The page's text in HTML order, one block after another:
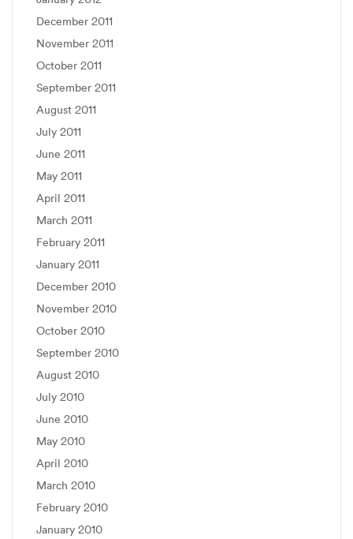
December 2011
November 2011
October 2011
September 2011
August 2011
July 2011
June 2011
May 2011
April 2011
March 2011
February 2011
January 2011
December 2010
November 2010
October 2010
September 2010
August 2010
July 2010
June 2010
May 2010
April 2010
March 2010
February 2010
January 2010